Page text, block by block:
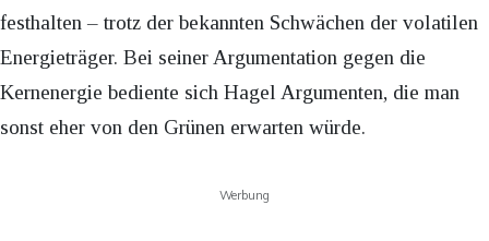
festhalten – trotz der bekannten Schwächen der volatilen
Energieträger. Bei seiner Argumentation gegen die
Kernenergie bediente sich Hagel Argumenten, die man
sonst eher von den Grünen erwarten würde.
Werbung